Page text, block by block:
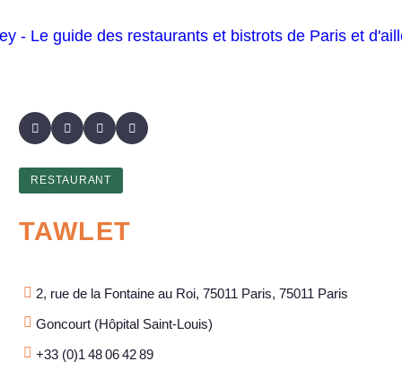
RESTAURANT
TAWLET
2, rue de la Fontaine au Roi, 75011 Paris, 75011 Paris
Goncourt (Hôpital Saint-Louis)
+33 (0)1 48 06 42 89